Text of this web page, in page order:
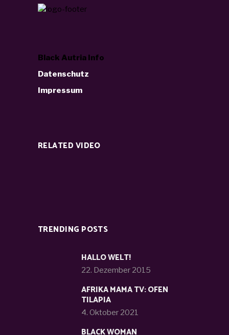
Black Autria Info
Datenschutz
Impressum
RELATED VIDEO
TRENDING POSTS
HALLO WELT!
22. Dezember 2015
AFRIKA MAMA TV: OFEN
TILAPIA
4. Oktober 2021
BLACK WOMAN